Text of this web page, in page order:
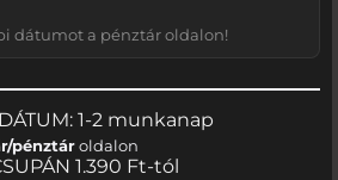
dátumot a pénztár oldalon!
1-2 munkanap
pénztároldalon
1.390 Ft-tól